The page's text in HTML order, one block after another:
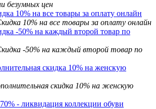
10% на все товары за оплату онлайн
-50% на каждый второй товар по
скидка 10% на женскую
- ликвидация коллекции обуви